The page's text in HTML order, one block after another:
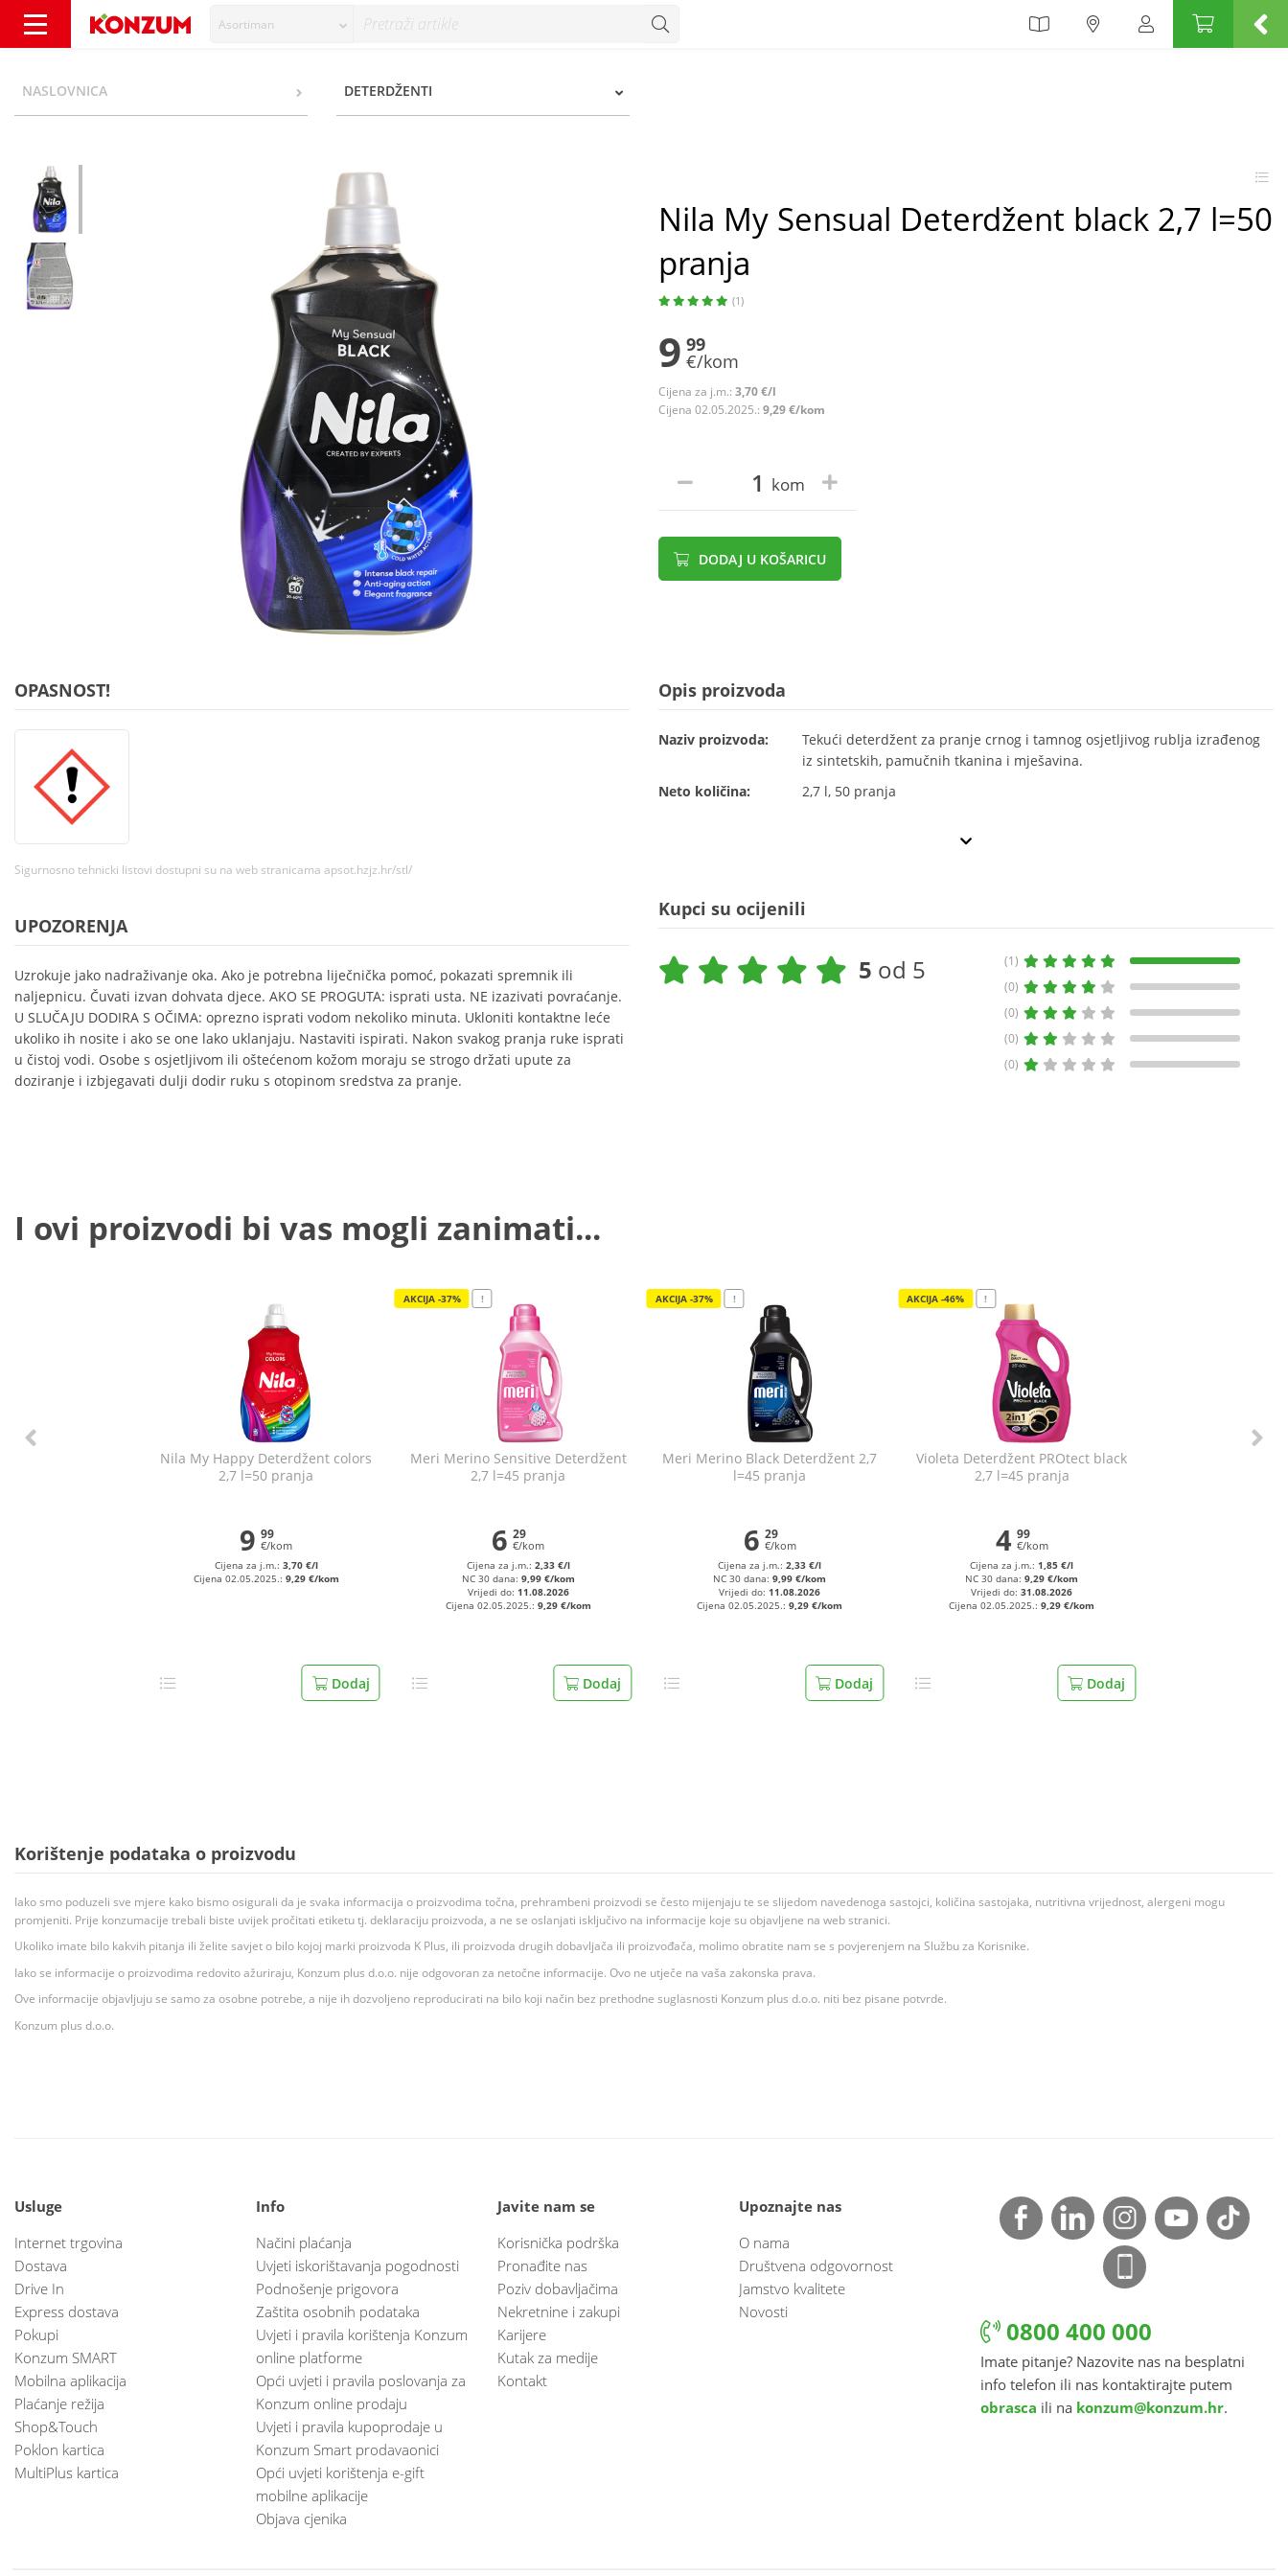
Asortiman
NASLOVNICA DETERDŽENTI
Nila My Sensual Deterdžent black 2,7 l=50
pranja
(1)
9 99
€/kom
Cijena za j.m.: 3,70 €/l
Cijena 02.05.2025.: 9,29 €/kom
kom
DODAJ U KOŠARICU
OPASNOST!
Sigurnosno tehnicki listovi dostupni su na web stranicama apsot.hzjz.hr/stl/
UPOZORENJA
Uzrokuje jako nadraživanje oka. Ako je potrebna liječnička pomoć, pokazati spremnik ili
naljepnicu. Čuvati izvan dohvata djece. AKO SE PROGUTA: isprati usta. NE izazivati povraćanje.
U SLUČAJU DODIRA S OČIMA: oprezno isprati vodom nekoliko minuta. Ukloniti kontaktne leće
ukoliko ih nosite i ako se one lako uklanjaju. Nastaviti ispirati. Nakon svakog pranja ruke isprati
u čistoj vodi. Osobe s osjetljivom ili oštećenom kožom moraju se strogo držati upute za
doziranje i izbjegavati dulji dodir ruku s otopinom sredstva za pranje.
Opis proizvoda
Naziv proizvoda:
Tekući deterdžent za pranje crnog i tamnog osjetljivog rublja izrađenog
iz sintetskih, pamučnih tkanina i mješavina.
Neto količina:
2,7 l, 50 pranja
Kupci su ocijenili
5 od 5
(1)
(0)
(0)
(0)
(0)
I ovi proizvodi bi vas mogli zanimati...
Nila My Happy Deterdžent colors
2,7 l=50 pranja
9 99
€/kom
Cijena za j.m.: 3,70 €/l
Cijena 02.05.2025.: 9,29 €/kom
Dodaj
AKCIJA -37% !
Meri Merino Sensitive Deterdžent
2,7 l=45 pranja
6 29
€/kom
Cijena za j.m.: 2,33 €/l
NC 30 dana: 9,99 €/kom
Vrijedi do: 11.08.2026
Cijena 02.05.2025.: 9,29 €/kom
Dodaj
AKCIJA -37% !
Meri Merino Black Deterdžent 2,7
l=45 pranja
6 29
€/kom
Cijena za j.m.:2,33 €/l
NC 30 dana:9,99 €/kom
Vrijedi do:11.08.2026
Cijena 02.05.2025.:9,29 €/kom
Dodaj
AKCIJA -46% !
Violeta Deterdžent PROtect black
2,7 l=45 pranja
4 99
€/kom
Cijena za j.m.:1,85 €/l
NC 30 dana:9,29 €/kom
Vrijedi do:31.08.2026
Cijena 02.05.2025.:9,29 €/kom
Dodaj
Korištenje podataka o proizvodu
Iako smo poduzeli sve mjere kako bismo osigurali da je svaka informacija o proizvodima točna, prehrambeni proizvodi se često mijenjaju te se slijedom navedenoga sastojci, količina sastojaka, nutritivna vrijednost, alergeni mogu
promjeniti. Prije konzumacije trebali biste uvijek pročitati etiketu tj. deklaraciju proizvoda, a ne se oslanjati isključivo na informacije koje su objavljene na web stranici.
Ukoliko imate bilo kakvih pitanja ili želite savjet o bilo kojoj marki proizvoda K Plus, ili proizvoda drugih dobavljača ili proizvođača, molimo obratite nam se s povjerenjem na Službu za Korisnike.
Iako se informacije o proizvodima redovito ažuriraju, Konzum plus d.o.o. nije odgovoran za netočne informacije. Ovo ne utječe na vaša zakonska prava.
Ove informacije objavljuju se samo za osobne potrebe, a nije ih dozvoljeno reproducirati na bilo koji način bez prethodne suglasnosti Konzum plus d.o.o. niti bez pisane potvrde.
Konzum plus d.o.o.
Usluge
Internet trgovina
Dostava
Drive In
Express dostava
Pokupi
Konzum SMART
Mobilna aplikacija
Plaćanje režija
Shop&Touch
Poklon kartica
MultiPlus kartica
Info
Načini plaćanja
Uvjeti iskorištavanja pogodnosti
Podnošenje prigovora
Zaštita osobnih podataka
Uvjeti i pravila korištenja Konzum
online platforme
Opći uvjeti i pravila poslovanja za
Konzum online prodaju
Uvjeti i pravila kupoprodaje u
Konzum Smart prodavaonici
Opći uvjeti korištenja e-gift
mobilne aplikacije
Objava cjenika
Javite nam se
Korisnička podrška
Pronađite nas
Poziv dobavljačima
Nekretnine i zakupi
Karijere
Kutak za medije
Kontakt
Upoznajte nas
O nama
Društvena odgovornost
Jamstvo kvalitete
Novosti
0800 400 000
Imate pitanje? Nazovite nas na besplatni
info telefon ili nas kontaktirajte putem
obrasca ili na konzum@konzum.hr.